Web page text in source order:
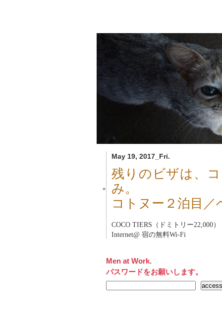
May 19, 2017_Fri.
■
残りのビザは、
み。
コトヌー２泊目／
COCO TIERS（ドミトリー22,000）
Internet@ 宿の無料Wi-Fi
Men at Work.
パスワードをお願いします。